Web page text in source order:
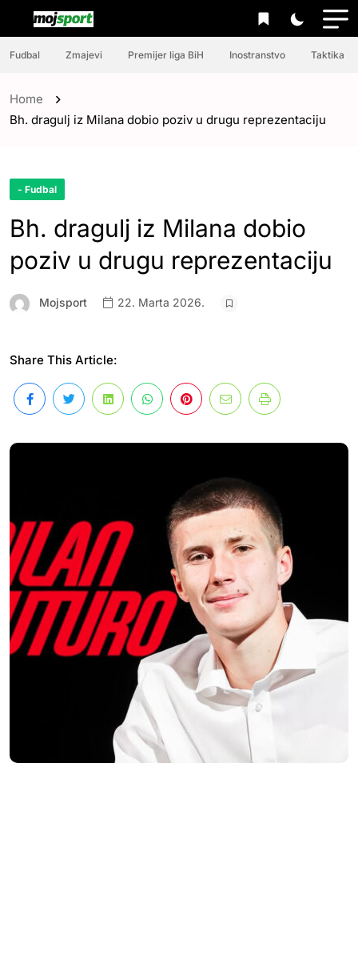
Fudbal Zmajevi Premijer liga BiH Inostranstvo Taktika
Home
Bh. dragulj iz Milana dobio poziv u drugu reprezentaciju
- Fudbal
Bh. dragulj iz Milana dobio
poziv u drugu reprezentaciju
Mojsport 22. Marta 2026.
Share This Article: